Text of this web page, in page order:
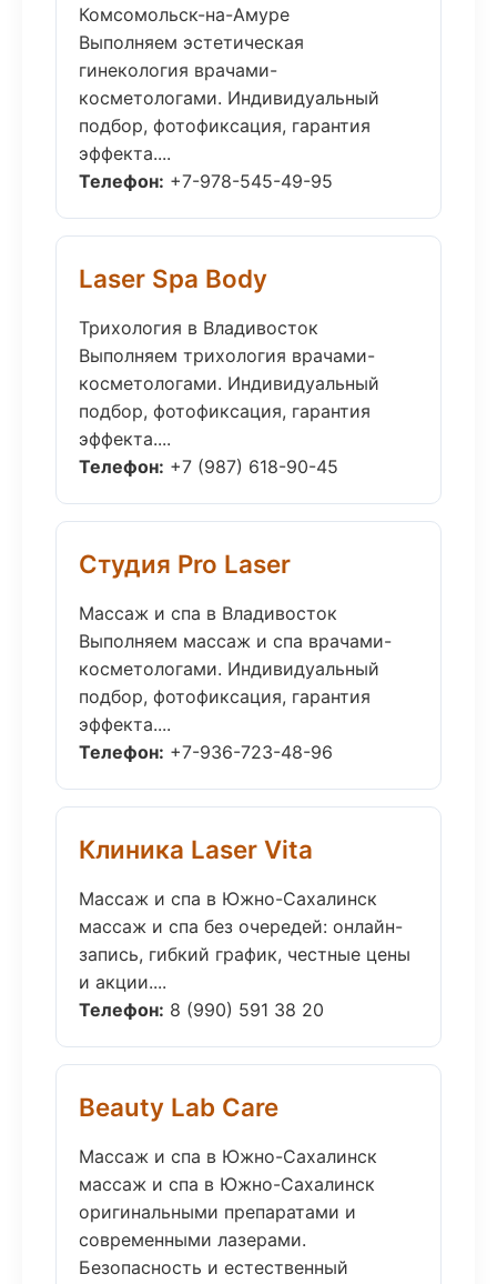
Комсомольск-на-Амуре
Выполняем эстетическая
гинекология врачами-
косметологами. Индивидуальный
подбор, фотофиксация, гарантия
эффекта....
Телефон: +7-978-545-49-95
Laser Spa Body
Трихология в Владивосток
Выполняем трихология врачами-
косметологами. Индивидуальный
подбор, фотофиксация, гарантия
эффекта....
Телефон: +7 (987) 618-90-45
Студия Pro Laser
Массаж и спа в Владивосток
Выполняем массаж и спа врачами-
косметологами. Индивидуальный
подбор, фотофиксация, гарантия
эффекта....
Телефон: +7-936-723-48-96
Клиника Laser Vita
Массаж и спа в Южно-Сахалинск
массаж и спа без очередей: онлайн-
запись, гибкий график, честные цены
и акции....
Телефон: 8 (990) 591 38 20
Beauty Lab Care
Массаж и спа в Южно-Сахалинск
массаж и спа в Южно-Сахалинск
оригинальными препаратами и
современными лазерами.
Безопасность и естественный